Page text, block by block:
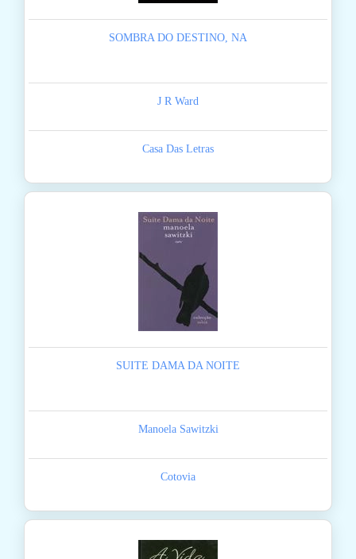
SOMBRA DO DESTINO, NA
J R Ward
Casa Das Letras
SUITE DAMA DA NOITE
Manoela Sawitzki
Cotovia